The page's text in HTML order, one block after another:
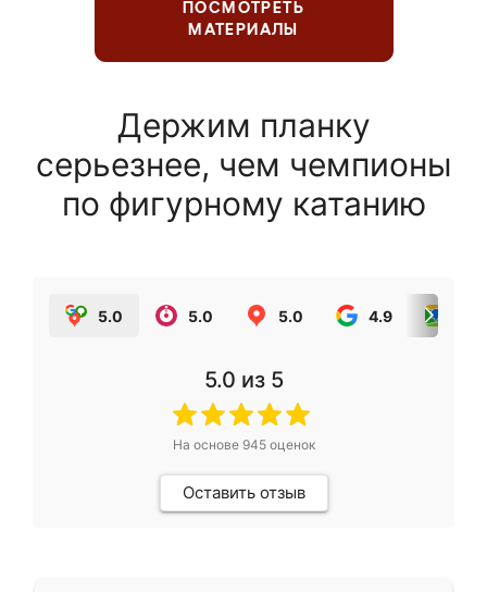
ПОСМОТРЕТЬ
МАТЕРИАЛЫ
Держим планку
серьезнее, чем чемпионы
по фигурному катанию
5.0 5.0 5.0 4.9
5.0 из 5
На основе 945оценок
Оставить отзыв